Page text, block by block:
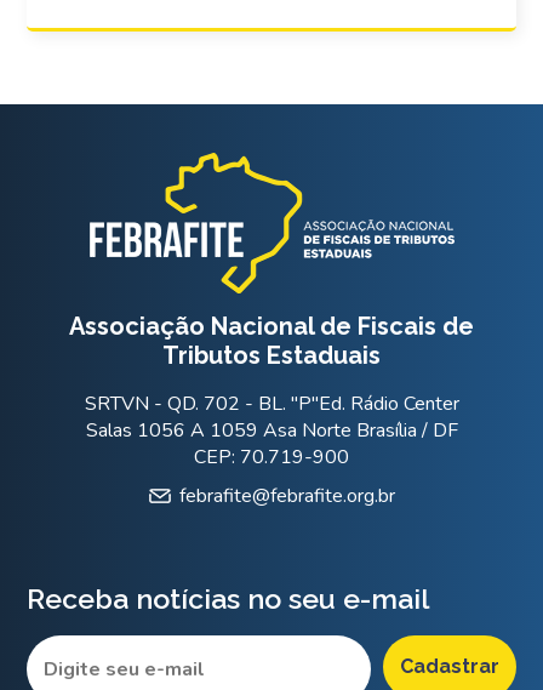
Associação Nacional de Fiscais de
Tributos Estaduais
SRTVN - QD. 702 - BL. "P"Ed. Rádio Center
Salas 1056 A 1059 Asa Norte Brasília / DF
CEP: 70.719-900
febrafite@febrafite.org.br
Receba notícias no seu e-mail